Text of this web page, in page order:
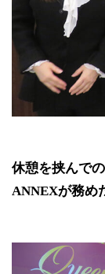
休憩を挟んで
ANNEXが務め